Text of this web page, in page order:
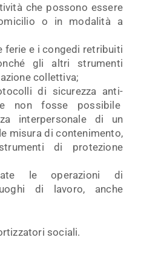
che possono essere
o in modalità a
ferie e i congedi retribuiti
gli altri strumenti
collettiva;
di sicurezza anti-
non fosse possibile
interpersonale di un
misura di contenimento,
di protezione
le operazioni di
di lavoro, anche
sociali.